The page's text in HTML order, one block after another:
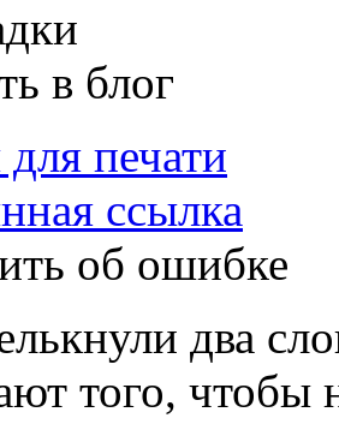
в блог
печати
ссылка
об ошибке
два
того, чтобы